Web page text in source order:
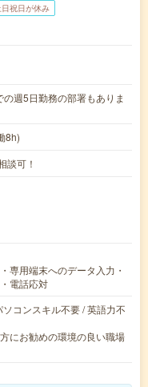
日祝日が休み
週5日勤務の部署もありま
8h)
可！
用端末へのデータ入力・
電話応対
コンスキル不要 / 英語力不
にお勧めの環境の良い職場